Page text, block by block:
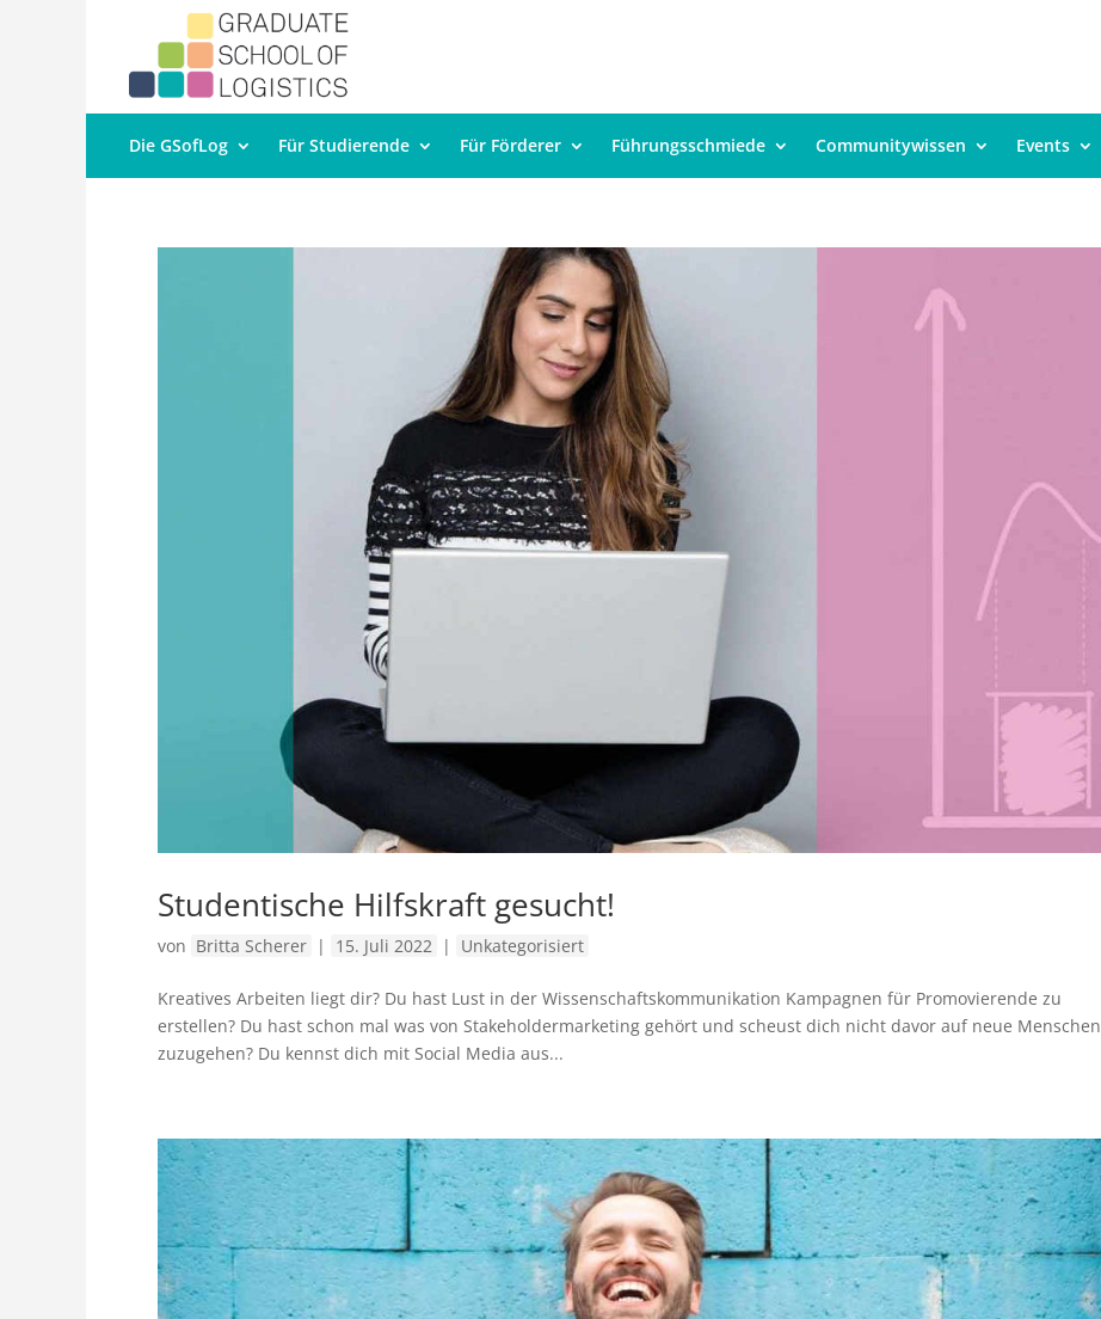
Die GSofLog Für Studierende Für Förderer Führungsschmiede Communitywissen Events
Studentische Hilfskraft gesucht!
von Britta Scherer | 15. Juli 2022 | Unkategorisiert
Kreatives Arbeiten liegt dir? Du hast Lust in der Wissenschaftskommunikation Kampagnen für Promovierende zu
erstellen? Du hast schon mal was von Stakeholdermarketing gehört und scheust dich nicht davor auf neue Menschen
zuzugehen? Du kennst dich mit Social Media aus...